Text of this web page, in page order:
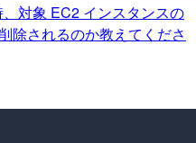
対象 EC2 インスタンスの
除されるのか教えてくださ